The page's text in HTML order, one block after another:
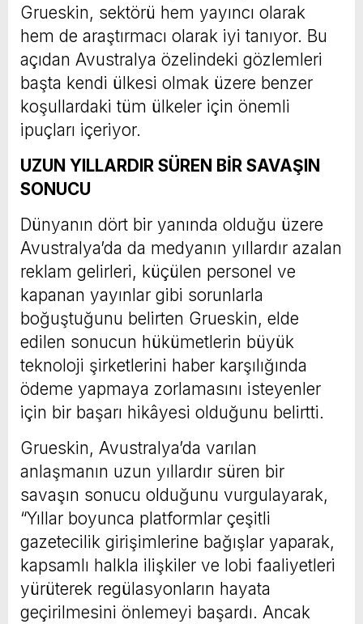
Grueskin, sektörü hem yayıncı olarak
hem de araştırmacı olarak iyi tanıyor. Bu
açıdan Avustralya özelindeki gözlemleri
başta kendi ülkesi olmak üzere benzer
koşullardaki tüm ülkeler için önemli
ipuçları içeriyor.
UZUN YILLARDIR SÜREN BİR SAVAŞIN
SONUCU
Dünyanın dört bir yanında olduğu üzere
Avustralya’da da medyanın yıllardır azalan
reklam gelirleri, küçülen personel ve
kapanan yayınlar gibi sorunlarla
boğuştuğunu belirten Grueskin, elde
edilen sonucun hükümetlerin büyük
teknoloji şirketlerini haber karşılığında
ödeme yapmaya zorlamasını isteyenler
için bir başarı hikâyesi olduğunu belirtti.
Grueskin, Avustralya’da varılan
anlaşmanın uzun yıllardır süren bir
savaşın sonucu olduğunu vurgulayarak,
“Yıllar boyunca platformlar çeşitli
gazetecilik girişimlerine bağışlar yaparak,
kapsamlı halkla ilişkiler ve lobi faaliyetleri
yürüterek regülasyonların hayata
geçirilmesini önlemeyi başardı. Ancak